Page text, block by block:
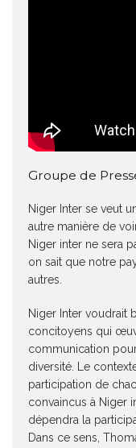
Groupe de
Niger Inter se veut
autre manière de
Niger inter ne sera
on sait que notre
autres.
Niger Inter voudrait
concitoyens qui
communication
diversité. Le
participation de
convaincus à Niger
dépendra la
Dans ce sens,